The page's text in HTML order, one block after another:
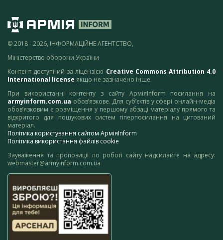
© 2018 - 2026, ІНФОРМАЦІЙНЕ АГЕНТСТВО,
Міністерство оборони України
Контент доступний за ліцензією Creative Commons Attribution 4.0
International license якщо не зазначено інше.
При використанні контенту з сайту АрміяInform посилання на
armyinform.com.ua обов’язкове. Для суб’єктів у сфері онлайн-медіа
обов’язковим є розміщення у першому абзаці матеріалу прямого та
відкритого для пошукових систем гіперпосилання на цитований
матеріал.
Політика користування сайтом АрміяInform
Політика використання файлів cookie
Зауваження та пропозиції по роботі сайту надсилайте на адресу:
webmaster@armyinform.com.ua